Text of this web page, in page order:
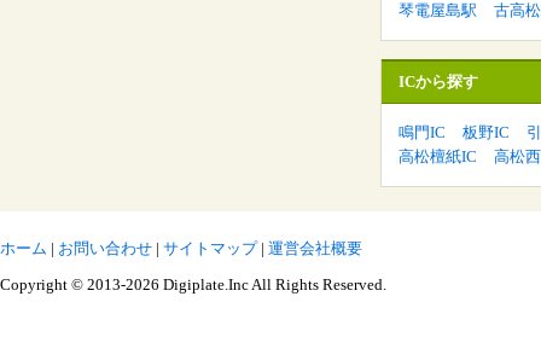
琴電屋島駅
古高
ICから探す
鳴門IC 板野IC
高松檀紙IC
高松
ホーム | お問い合わせ | サイトマップ| 運営会社概要
Copyright © 2013-2026 Digiplate.Inc All Rights Reserved.